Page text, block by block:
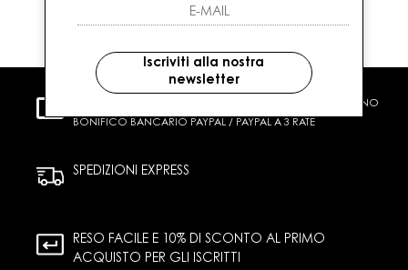
CARTA DI CREDITO CONTRASSEGNO
BONIFICO BANCARIO PAYPAL / PAYPAL A 3 RATE
SPEDIZIONI EXPRESS
RESO FACILE E 10% DI SCONTO AL PRIMO
ACQUISTO PER GLI ISCRITTI
Iscriviti alla nostra
newsletter